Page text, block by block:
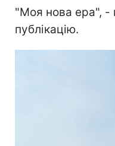
"Моя нова ера", -
публікацію.